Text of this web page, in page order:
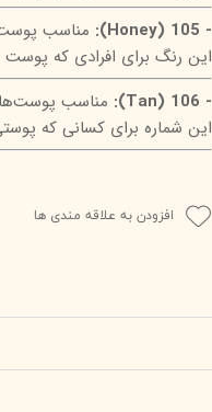
- 105 (Honey):
مناسب
این رنگ برای افرادی که
- 106 (Tan):
مناسب
این شماره برای کسانی که
افزودن به علاقه مندی ها